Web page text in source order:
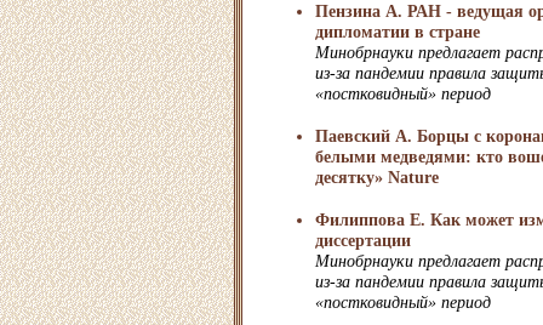
Пензина А. РАН - ведущая
дипломатии в стране
Минобрнауки предлагает
из-за пандемии правила
«постковидный» период
Паевский А. Борцы с
белыми медведями: кто
десятку» Nature
Филиппова Е. Как может
диссертации
Минобрнауки предлагает
из-за пандемии правила
«постковидный» период